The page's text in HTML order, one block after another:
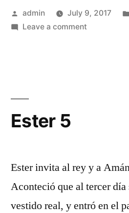
Posted
by
admin July 9, 2017
Leave a commenton
Ester 5
Ester invita al rey y a
Aconteció que al tercer
vestido real, y entró en el